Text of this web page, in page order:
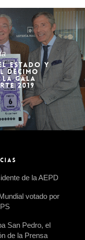
ESTADO Y
DÉCIMO
GALA
2019
de la AEPD
votado por
San Pedro, el
de la Prensa